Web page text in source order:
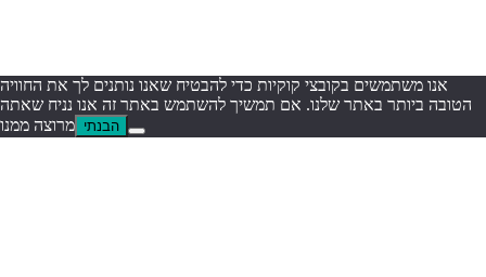
אנו משתמשים בקובצי קוקיות כדי להבטיח שאנו נותנים לך את החוויה
הטובה ביותר באתר שלנו. אם תמשיך להשתמש באתר זה אנו נניח שאתה
מרוצה ממנו הבנתי